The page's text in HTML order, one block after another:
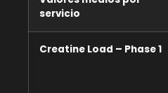
servicio
Creatine Load – Phase 1